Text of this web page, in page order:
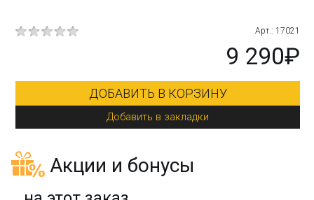
Арт.: 17021
9 290₽
ДОБАВИТЬ В КОРЗИНУ
Добавить в закладки
Акции и бонусы